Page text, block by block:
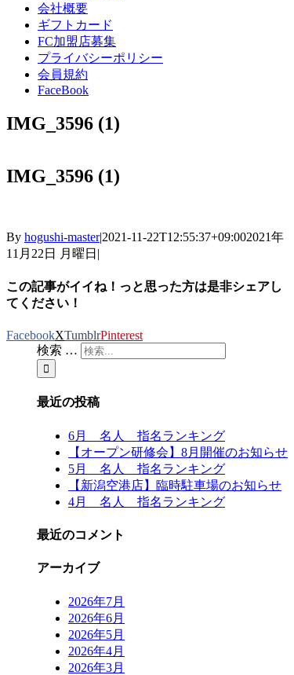
会社概要
ギフトカード
FC加盟店募集
プライバシーポリシー
会員規約
FaceBook
IMG_3596 (1)
IMG_3596 (1)
By hogushi-master|2021-11-22T12:55:37+09:002021年
11月22日 月曜日 |
この記事がイイね！っと思った方は是非シェアし
てください！
FacebookXTumblrPinterest
検索 …
最近の投稿
6月 名人 指名ランキング
【オープン研修会】8月開催のお知らせ
5月 名人 指名ランキング
【新潟空港店】臨時駐車場のお知らせ
4月 名人 指名ランキング
最近のコメント
アーカイブ
2026年7月
2026年6月
2026年5月
2026年4月
2026年3月